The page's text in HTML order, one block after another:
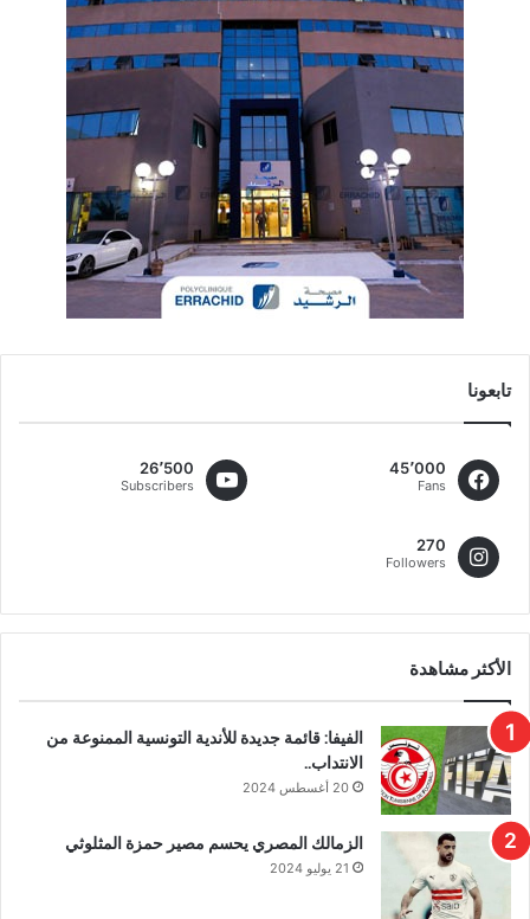
تابعونا
45٬000
Fans
26٬500
Subscribers
270
Followers
الأكثر مشاهدة
الفيفا: قائمة جديدة للأندية التونسية الممنوعة من
الانتداب..
20 أغسطس 2024
الزمالك المصري يحسم مصير حمزة المثلوثي
21 يوليو 2024